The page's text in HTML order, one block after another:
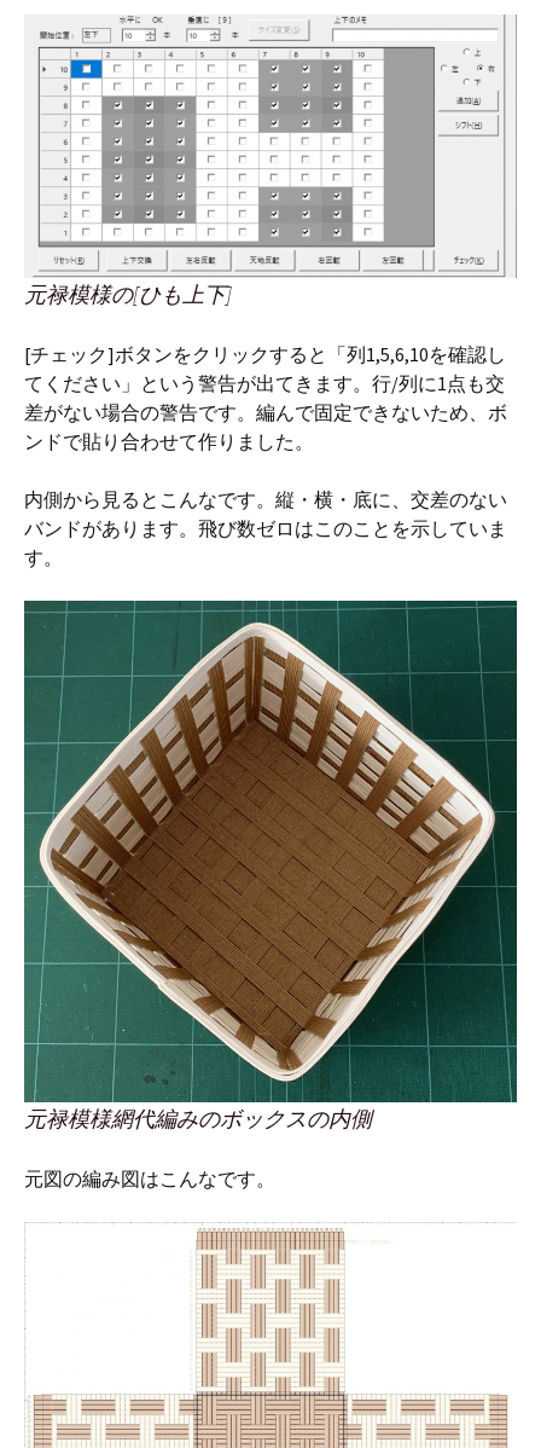
元禄模様の[ひも上下]
[チェック]ボタンをクリックすると「列1,5,6,10を確認し
てください」という警告が出てきます。行/列に1点も交
差がない場合の警告です。編んで固定できないため、ボ
ンドで貼り合わせて作りました。
内側から見るとこんなです。縦・横・底に、交差のない
バンドがあります。飛び数ゼロはこのことを示していま
す。
元禄模様網代編みのボックスの内側
元図の編み図はこんなです。